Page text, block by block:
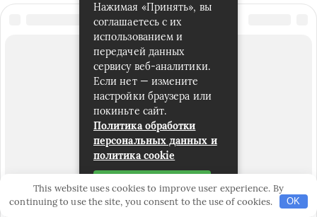
Нажимая «Принять», вы
соглашаетесь с их
использованием и
передачей данных
сервису веб-аналитики.
Если нет — измените
настройки браузера или
покиньте сайт.
Политика обработки
персональных данных и
политика cookie
This website uses cookies to improve user experience. By
continuing to use the site, you consent to the use of cookies.
OK